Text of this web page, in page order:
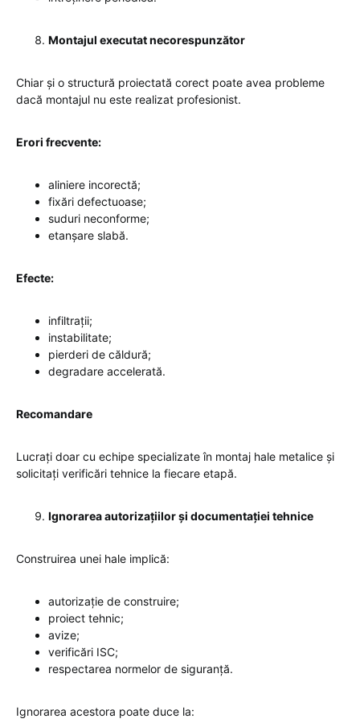
Montajul executat necorespunzător
Chiar și o structură proiectată corect poate avea probleme
dacă montajul nu este realizat profesionist.
Erori frecvente:
aliniere incorectă;
fixări defectuoase;
suduri neconforme;
etanșare slabă.
Efecte:
infiltrații;
instabilitate;
pierderi de căldură;
degradare accelerată.
Recomandare
Lucrați doar cu echipe specializate în montaj hale metalice și
solicitați verificări tehnice la fiecare etapă.
Ignorarea autorizațiilor și documentației tehnice
Construirea unei hale implică:
autorizație de construire;
proiect tehnic;
avize;
verificări ISC;
respectarea normelor de siguranță.
Ignorarea acestora poate duce la: